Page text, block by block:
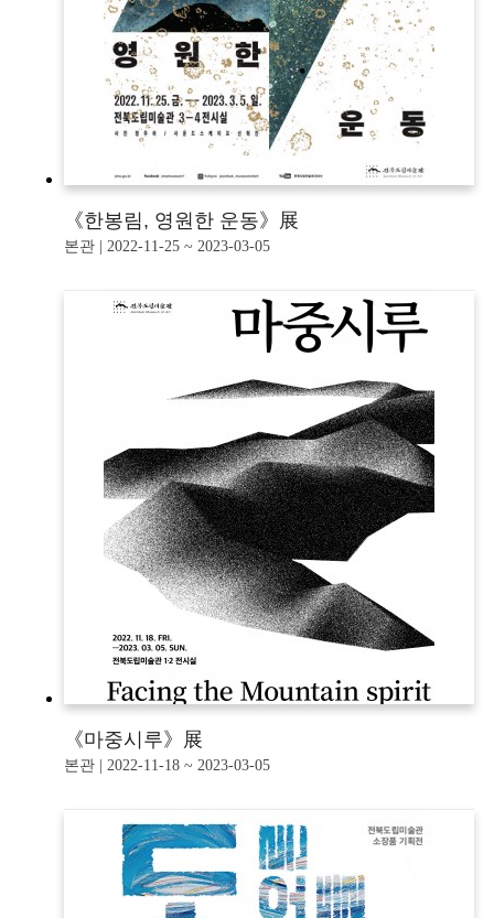
《한봉림, 영원한 운동》展
본관 | 2022-11-25 ~ 2023-03-05
《마중시루》展
본관 | 2022-11-18 ~ 2023-03-05